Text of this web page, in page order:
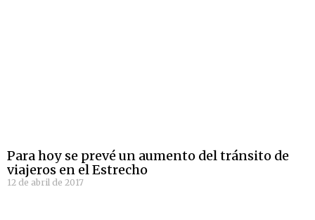
Para hoy se prevé un aumento del tránsito de
viajeros en el Estrecho
12 de abril de 2017